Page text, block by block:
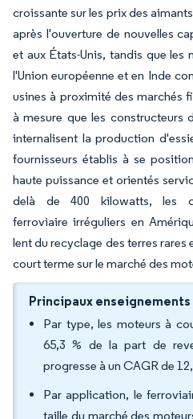
croissante sur les prix des
après l'ouverture de nouvelles
et aux États-Unis, tandis que les
l'Union européenne et en Inde
usines à proximité des marchés
à mesure que les constructeurs
internalisent la production
fournisseurs établis à se
haute puissance et orientés
delà de 400 kilowatts, les
ferroviaire irréguliers en
lent du recyclage des terres rares
court terme sur le marché des
Principaux
Par type, les moteurs à
65,3 % de la part de
progresse à un CAGR de
Par application, le
taille du marché des